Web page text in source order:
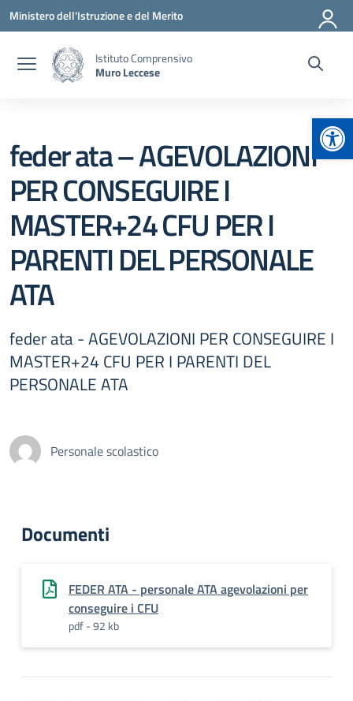
Vai ai contenuti
Vai al menu di navigazione
Vai al footer
Ministero dell'Istruzione e del Merito
Istituto Comprensivo
Muro Leccese
feder ata – AGEVOLAZIONI
PER CONSEGUIRE I
MASTER+24 CFU PER I
PARENTI DEL PERSONALE
ATA
feder ata - AGEVOLAZIONI PER CONSEGUIRE I
MASTER+24 CFU PER I PARENTI DEL
PERSONALE ATA
Personale scolastico
Documenti
FEDER ATA - personale ATA agevolazioni per
conseguire i CFU
pdf - 92 kb